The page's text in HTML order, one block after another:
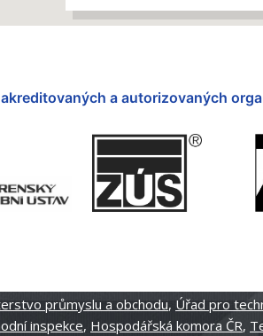
a autorizovaných
průmyslu a obchodu, Úřad pro
inspekce, Hospodářská komora ČR,